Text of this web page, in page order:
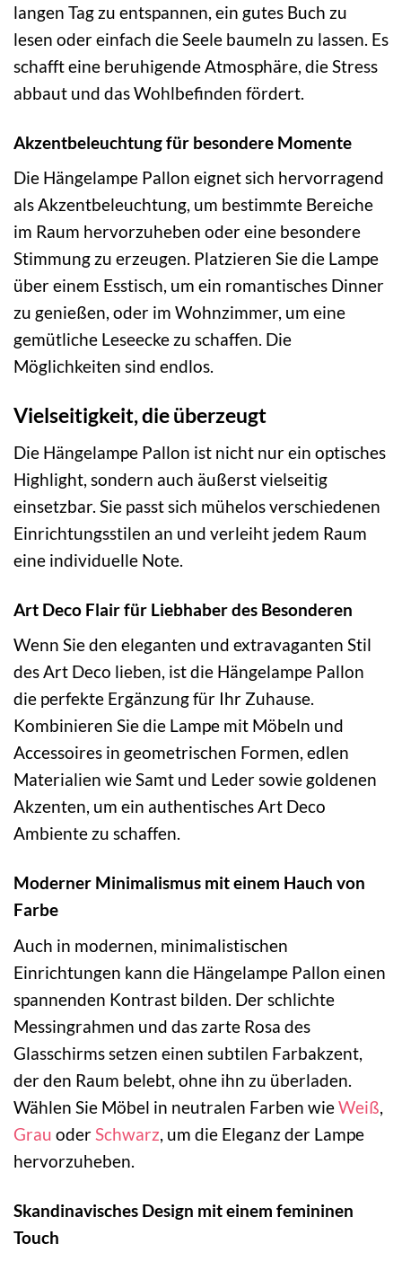
langen Tag zu entspannen, ein gutes Buch zu
lesen oder einfach die Seele baumeln zu lassen. Es
schafft eine beruhigende Atmosphäre, die Stress
abbaut und das Wohlbefinden fördert.
Akzentbeleuchtung für besondere Momente
Die Hängelampe Pallon eignet sich hervorragend
als Akzentbeleuchtung, um bestimmte Bereiche
im Raum hervorzuheben oder eine besondere
Stimmung zu erzeugen. Platzieren Sie die Lampe
über einem Esstisch, um ein romantisches Dinner
zu genießen, oder im Wohnzimmer, um eine
gemütliche Leseecke zu schaffen. Die
Möglichkeiten sind endlos.
Vielseitigkeit, die überzeugt
Die Hängelampe Pallon ist nicht nur ein optisches
Highlight, sondern auch äußerst vielseitig
einsetzbar. Sie passt sich mühelos verschiedenen
Einrichtungsstilen an und verleiht jedem Raum
eine individuelle Note.
Art Deco Flair für Liebhaber des Besonderen
Wenn Sie den eleganten und extravaganten Stil
des Art Deco lieben, ist die Hängelampe Pallon
die perfekte Ergänzung für Ihr Zuhause.
Kombinieren Sie die Lampe mit Möbeln und
Accessoires in geometrischen Formen, edlen
Materialien wie Samt und Leder sowie goldenen
Akzenten, um ein authentisches Art Deco
Ambiente zu schaffen.
Moderner Minimalismus mit einem Hauch von
Farbe
Auch in modernen, minimalistischen
Einrichtungen kann die Hängelampe Pallon einen
spannenden Kontrast bilden. Der schlichte
Messingrahmen und das zarte Rosa des
Glasschirms setzen einen subtilen Farbakzent,
der den Raum belebt, ohne ihn zu überladen.
Wählen Sie Möbel in neutralen Farben wieWeiß,
Grau oderSchwarz, um die Eleganz der Lampe
hervorzuheben.
Skandinavisches Design mit einem femininen
Touch